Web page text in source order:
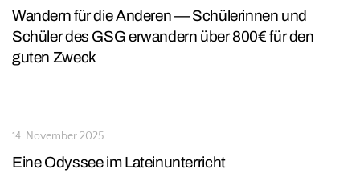
Wandern für die Anderen — Schülerinnen und
Schüler des GSG erwandern über 800€ für den
guten Zweck
14. November 2025
Eine Odyssee im Lateinunterricht